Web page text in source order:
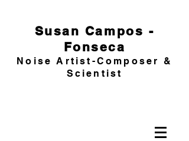
Susan Campos -
Fonseca
Noise Artist-Composer &
Scientist